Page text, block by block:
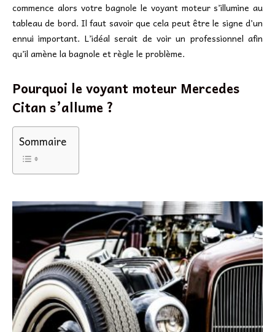
commence alors votre bagnole le voyant moteur s’illumine au
tableau de bord. Il faut savoir que cela peut être le signe d’un
ennui important. L’idéal serait de voir un professionnel afin
qu’il amène la bagnole et règle le problème.
Pourquoi le voyant moteur Mercedes
Citan s’allume ?
Sommaire